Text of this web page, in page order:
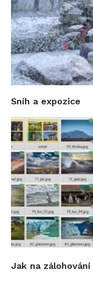
Sníh a expozice
Jak na